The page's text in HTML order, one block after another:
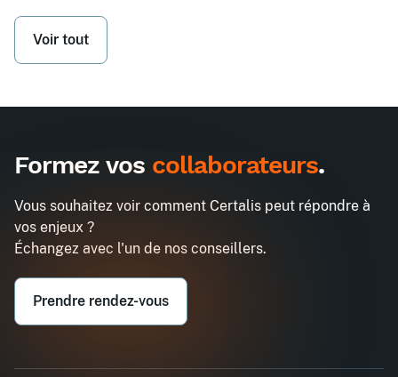
Voir tout
Formez vos collaborateurs.
Vous souhaitez voir comment Certalis peut répondre à
vos enjeux ?
Échangez avec l'un de nos conseillers.
Prendre rendez-vous